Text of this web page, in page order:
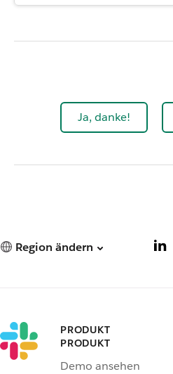
Ja, danke!
Region ändern
PRODUKT
PRODUKT
Demo ansehen